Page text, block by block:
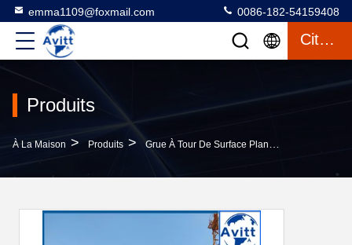
emma1109@foxmail.com 0086-182-54159408
Citation
Produits
À La Maison > Produits > Grue À Tour De Surface Plane